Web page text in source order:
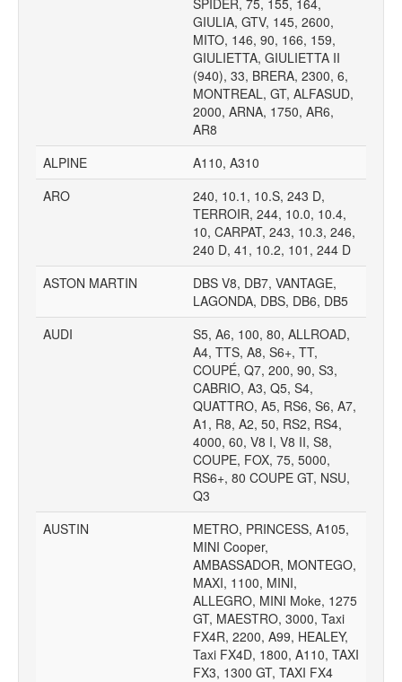
SPIDER, 75, 155, 164,
GIULIA, GTV, 145, 2600,
MITO, 146, 90, 166, 159,
GIULIETTA, GIULIETTA II
(940), 33, BRERA, 2300, 6,
MONTREAL, GT, ALFASUD,
2000, ARNA, 1750, AR6,
AR8
ALPINE
A110, A310
ARO
240, 10.1, 10.S, 243 D,
TERROIR, 244, 10.0, 10.4,
10, CARPAT, 243, 10.3, 246,
240 D, 41, 10.2, 101, 244 D
ASTON MARTIN
DBS V8, DB7, VANTAGE,
LAGONDA, DBS, DB6, DB5
AUDI
S5, A6, 100, 80, ALLROAD,
A4, TTS, A8, S6+, TT,
COUPÉ, Q7, 200, 90, S3,
CABRIO, A3, Q5, S4,
QUATTRO, A5, RS6, S6, A7,
A1, R8, A2, 50, RS2, RS4,
4000, 60, V8 I, V8 II, S8,
COUPE, FOX, 75, 5000,
RS6+, 80 COUPE GT, NSU,
Q3
AUSTIN
METRO, PRINCESS, A105,
MINI Cooper,
AMBASSADOR, MONTEGO,
MAXI, 1100, MINI,
ALLEGRO, MINI Moke, 1275
GT, MAESTRO, 3000, Taxi
FX4R, 2200, A99, HEALEY,
Taxi FX4D, 1800, A110, TAXI
FX3, 1300 GT, TAXI FX4